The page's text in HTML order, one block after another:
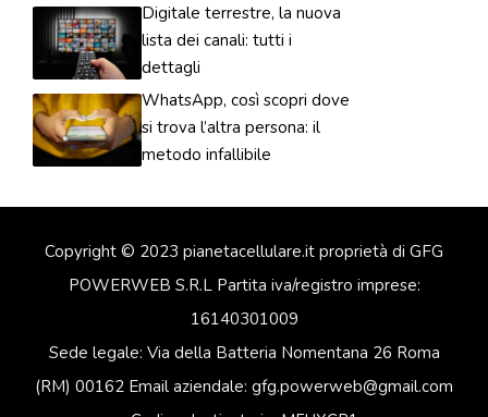
Digitale terrestre, la nuova
lista dei canali: tutti i
dettagli
WhatsApp, così scopri dove
si trova l’altra persona: il
metodo infallibile
Copyright © 2023 pianetacellulare.it proprietà di GFG
POWERWEB S.R.L Partita iva/registro imprese:
16140301009
Sede legale: Via della Batteria Nomentana 26 Roma
(RM) 00162 Email aziendale: gfg.powerweb@gmail.com